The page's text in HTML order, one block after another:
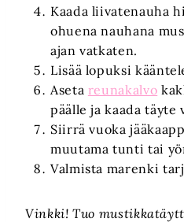
Kaada liivatenauha
ohuena nauhana
ajan vatkaten.
Lisää lopuksi
Aseta reunakalvo
päälle ja kaada täyte
Siirrä vuoka
muutama tunti tai
Valmista marenki
Vinkki! Tuo